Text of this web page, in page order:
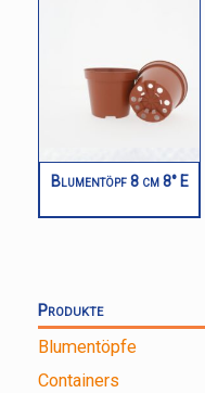
Blumentöpf 8 cm 8° E
Produkte
Blumentöpfe
Containers